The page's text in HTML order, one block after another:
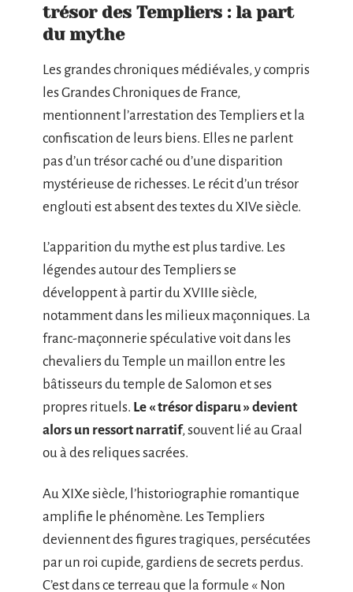
trésor des Templiers : la part
du mythe
Les grandes chroniques médiévales, y compris
les Grandes Chroniques de France,
mentionnent l’arrestation des Templiers et la
confiscation de leurs biens. Elles ne parlent
pas d’un trésor caché ou d’une disparition
mystérieuse de richesses. Le récit d’un trésor
englouti est absent des textes du XIVe siècle.
L’apparition du mythe est plus tardive. Les
légendes autour des Templiers se
développent à partir du XVIIIe siècle,
notamment dans les milieux maçonniques. La
franc-maçonnerie spéculative voit dans les
chevaliers du Temple un maillon entre les
bâtisseurs du temple de Salomon et ses
propres rituels. Le « trésor disparu » devient
alors un ressort narratif, souvent lié au Graal
ou à des reliques sacrées.
Au XIXe siècle, l’historiographie romantique
amplifie le phénomène. Les Templiers
deviennent des figures tragiques, persécutées
par un roi cupide, gardiens de secrets perdus.
C’est dans ce terreau que la formule « Non